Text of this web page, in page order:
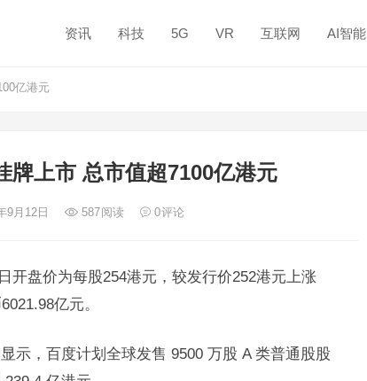
资讯 科技 5G VR 互联网 AI智能
亿港元
牌上市 总市值超7100亿港元
9月12日 587阅读 0评论
开盘价为每股254港元，较发行价252港元上涨
亿元。
示，百度计划全球发售 9500 万股 A 类普通股股